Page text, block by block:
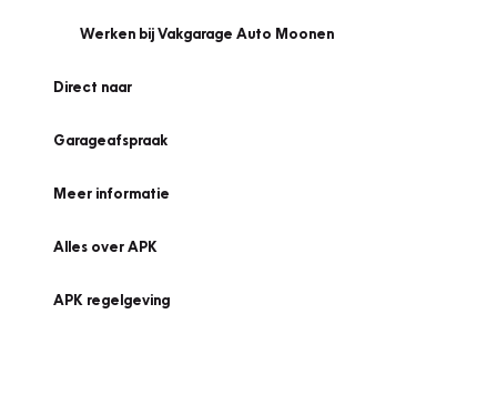
Werken bij Vakgarage Auto Moonen
Direct naar
Garageafspraak
Meer informatie
Alles over APK
APK regelgeving